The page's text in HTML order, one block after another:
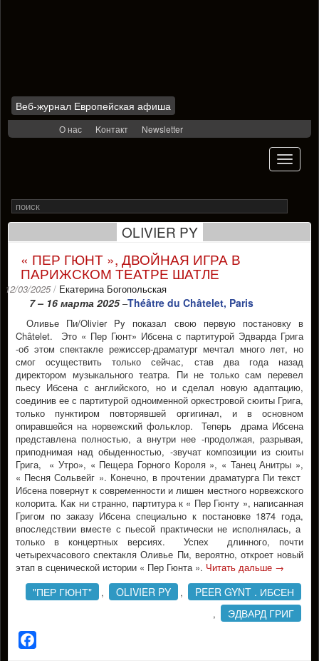
Веб-журнал Европейская афиша
О нас Kонтакт Newsletter
Toggle
Search
for
OLIVIER PY
« ПЕР ГЮНТ », ДВОЙНАЯ ИГРА В
ПАРИЖСКОМ ТЕАТРЕ ШАТЛЕ
12/03/2025 / Екатерина Богопольская
7 – 16 марта 2025–Théâtre du Châtelet, Paris
Оливье Пи/Olivier Py показал свою первую постановку в
Châtelet. Это « Пер Гюнт» Ибсена с партитурой Эдварда Грига
-об этом спектакле режиссер-драматург мечтал много лет, но
смог осуществить только сейчас, став два года назад
директором музыкального театра. Пи не только сам перевел
пьесу Ибсена с английского, но и сделал новую адаптацию,
соединив ее с партитурой одноименной оркестровой сюиты Грига,
только пунктиром повторявшей оргигинал, и в основном
опиравшейся на норвежский фольклор. Теперь драма Ибсена
представлена полностью, а внутри нее -продолжая, разрывая,
приподнимая над обыденностью, -звучат композиции из сюиты
Грига, « Утро», « Пещера Горного Короля », « Танец Анитры »,
« Песня Сольвейг ». Конечно, в прочтении драматурга Пи текст
Ибсена повернут к современности и лишен местного норвежского
колорита. Как ни странно, партитура к « Пер Гюнту », написанная
Григом по заказу Ибсена специально к постановке 1874 года,
впоследствии вместе с пьесой практически не исполнялась, а
только в концертных версиях. Успех длинного, почти
четырехчасового спектакля Оливье Пи, вероятно, откроет новый
этап в сценической истории « Пер Гюнта ». Читать дальше →
"ПЕР ГЮНТ" , OLIVIER PY , PEER GYNT . ИБСЕН
, ЭДВАРД ГРИГ